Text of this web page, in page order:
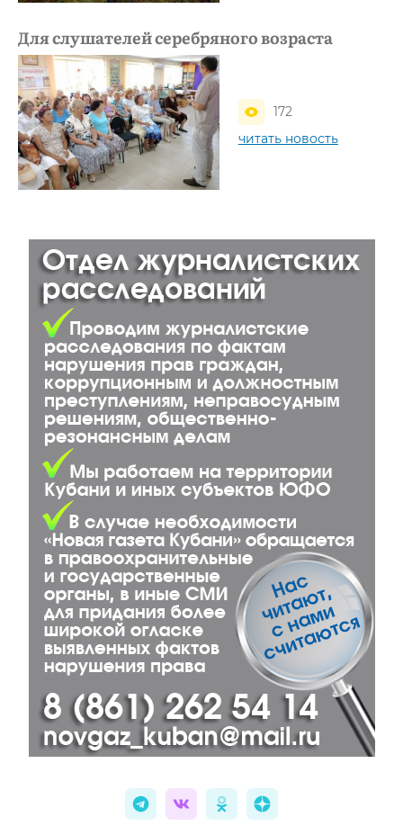
Для слушателей серебряного возраста
172
читать новость